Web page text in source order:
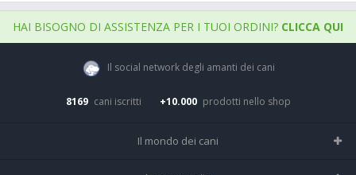
HAI BISOGNO DI ASSISTENZA PER I TUOI ORDINI? CLICCA QUI
Il social network degli amanti dei cani
8169 cani iscritti +10.000 prodotti nello shop
Il mondo dei cani